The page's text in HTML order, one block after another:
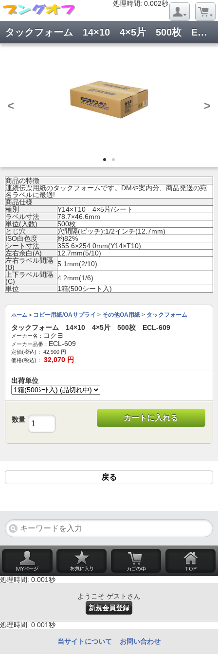
処理時間: 0.002秒
タックフォーム 14×10 4×5片 500枚 ECL-609
< >
商品の特徴
連続伝票用紙のタックフォームです。DMや案内分、商品発送の宛
名ラベルに最適!
商品仕様
種別
Y14×T10 4×5片/シート
ラベル寸法
78.7×46.6mm
単位(入数)
500枚
とじ穴
穴間隔(ピッチ):1/2インチ(12.7mm)
ISO白色度
約82%
シート寸法
355.6×254.0mm(Y14×T10)
左右余白(A)
12.7mm(5/10)
左右ラベル間隔
(B)
5.1mm(2/10)
上下ラベル間隔
(C)
4.2mm(1/6)
単位
1箱(500シート入)
ホーム > コピー用紙/OAサプライ > その他OA用紙 > タックフォーム
タックフォーム 14×10 4×5片 500枚 ECL-609
メーカー名： コクヨ
メーカー品番： ECL-609
定価(税込)： 42,900 円
価格(税込)：
32,070 円
出荷単位
数量 カートに入れる
戻る
処理時間: 0.001秒
ようこそ ゲストさん
新規会員登録
処理時間: 0.001秒
当サイトについて お問い合わせ
処理時間: 0.021秒